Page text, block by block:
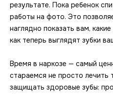
результате. Пока ребенок
работы на фото. Это
наглядно показать вам,
как теперь выглядят зубки
Время в наркозе — самый
стараемся не просто лечить
защищать здоровые зубы: